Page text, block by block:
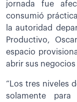
jornada fue
consumió
la autoridad
Productivo,
espacio
abrir sus
“Los tres niveles
solamente